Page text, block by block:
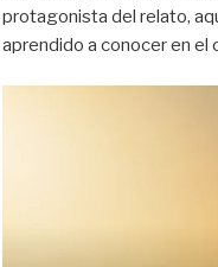
protagonista del relato,
aprendido a conocer en el